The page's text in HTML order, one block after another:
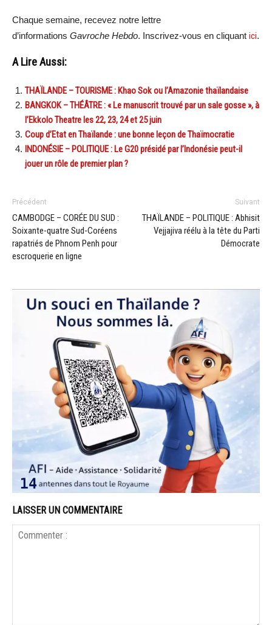
Chaque semaine, recevez notre lettre
d’informations Gavroche Hebdo. Inscrivez-vous en cliquant ici.
A Lire Aussi:
THAÏLANDE – TOURISME : Khao Sok ou l’Amazonie thaïlandaise
BANGKOK – THÉÂTRE : « Le manuscrit trouvé par un sale gosse », à
l’Ekkolo Theatre les 22, 23, 24 et 25 juin
Coup d’Etat en Thaïlande : une bonne leçon de Thaïmocratie
INDONÉSIE – POLITIQUE : Le G20 présidé par l’Indonésie peut-il
jouer un rôle de premier plan ?
Précédent
CAMBODGE – CORÉE DU SUD :
Soixante-quatre Sud-Coréens
rapatriés de Phnom Penh pour
escroquerie en ligne
Suivant
THAÏLANDE – POLITIQUE : Abhisit
Vejjajiva réélu à la tête du Parti
Démocrate
LAISSER UN COMMENTAIRE